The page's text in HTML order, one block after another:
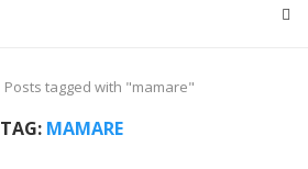
Posts tagged with "mamare"
TAG: MAMARE